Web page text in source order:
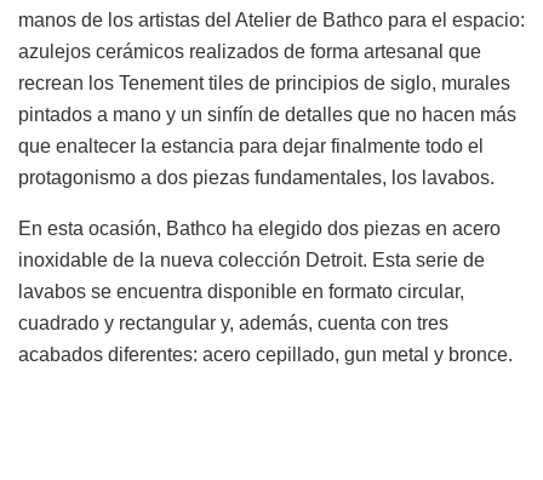
manos de los artistas del Atelier de Bathco para el espacio:
azulejos cerámicos realizados de forma artesanal que
recrean los Tenement tiles de principios de siglo, murales
pintados a mano y un sinfín de detalles que no hacen más
que enaltecer la estancia para dejar finalmente todo el
protagonismo a dos piezas fundamentales, los lavabos.
En esta ocasión, Bathco ha elegido dos piezas en acero
inoxidable de la nueva colección Detroit. Esta serie de
lavabos se encuentra disponible en formato circular,
cuadrado y rectangular y, además, cuenta con tres
acabados diferentes: acero cepillado, gun metal y bronce.